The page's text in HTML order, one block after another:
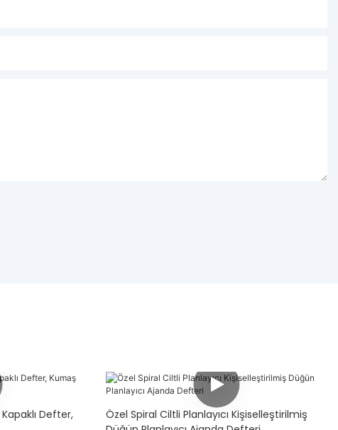
Defter,
Özel Spiral Ciltli Planlayıcı Kişiselleştirilmiş